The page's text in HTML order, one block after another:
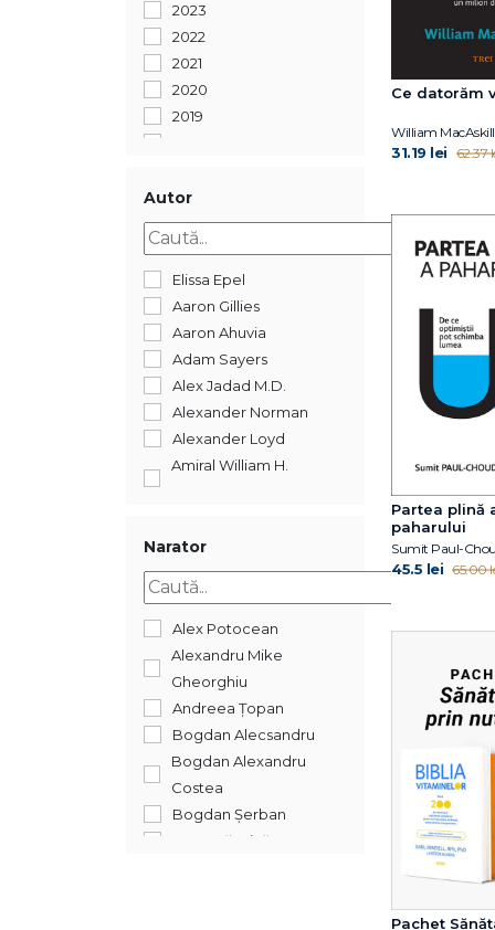
2023
2022
2021
2020
2019
2016
2015
2014
2013
2011
Autor
Elissa Epel
Aaron Gillies
Aaron Ahuvia
Adam Sayers
Alex Jadad M.D.
Alexander Norman
Alexander Loyd
Amiral William H.
Anne Ornish
Arnold G. Nelson
Arnold
Schwarzanegger
Arthur C Brooks
Arthur C. Brooks
Arthur C. Brooks
Aviva Romm
Bankler Navid Modiri
Becca Levy
Ben Johnson
Benjamin Bikman
Narator
Alex Potocean
Alexandru Mike
Gheorghiu
Andreea Țopan
Bogdan Alecsandru
Bogdan Alexandru
Costea
Bogdan Șerban
Dana Săvuică
Ce datorăm
William MacAskill
31.19 lei 62.37
Partea plină
paharului
Sumit Paul-
45.5 lei 65.00
Pachet